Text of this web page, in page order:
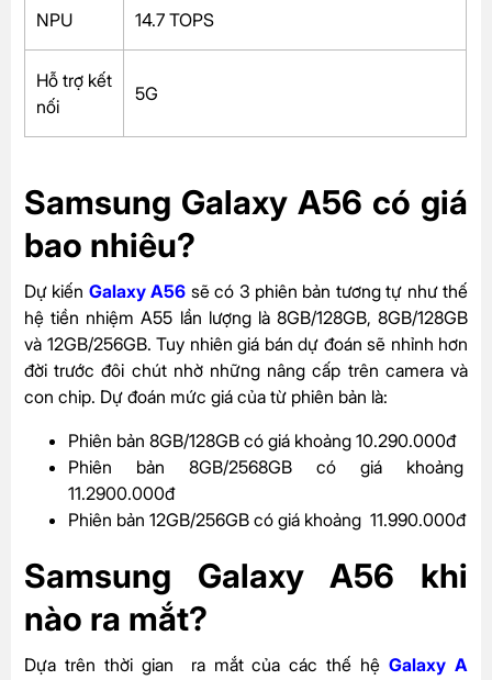
NPU 14.7 TOPS
Hỗ trợ kết
nối
5G
Samsung Galaxy A56 có giá
bao nhiêu?
Dự kiến Galaxy A56 sẽ có 3 phiên bản tương tự như thế
hệ tiền nhiệm A55 lần lượng là 8GB/128GB, 8GB/128GB
và 12GB/256GB. Tuy nhiên giá bán dự đoán sẽ nhỉnh hơn
đời trước đôi chút nhờ những nâng cấp trên camera và
con chip. Dự đoán mức giá của từ phiên bản là:
Phiên bản 8GB/128GB có giá khoảng 10.290.000đ
Phiên bản 8GB/2568GB có giá khoảng
11.2900.000đ
Phiên bản 12GB/256GB có giá khoảng 11.990.000đ
Samsung Galaxy A56 khi
nào ra mắt?
Dựa trên thời gian ra mắt của các thế hệGalaxy A